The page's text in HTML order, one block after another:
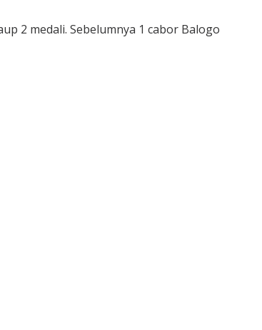
2 medali. Sebelumnya 1 cabor Balogo